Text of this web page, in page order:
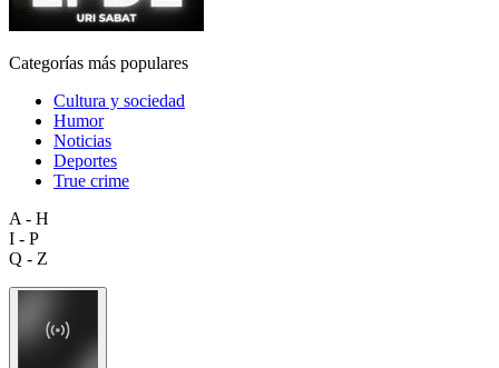
Categorías más populares
Cultura y sociedad
Humor
Noticias
Deportes
True crime
A - H
I - P
Q - Z